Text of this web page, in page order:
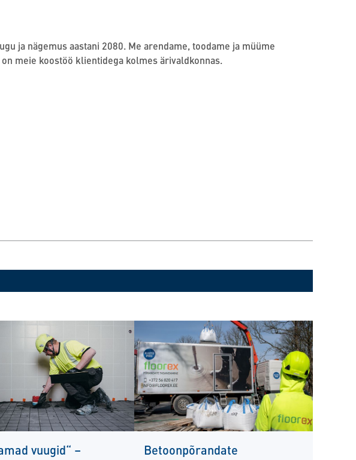
ja nägemus aastani 2080. Me arendame, toodame ja müüme
meie koostöö klientidega kolmes ärivaldkonnas.
vuugid“ –
Betoonpõrandate